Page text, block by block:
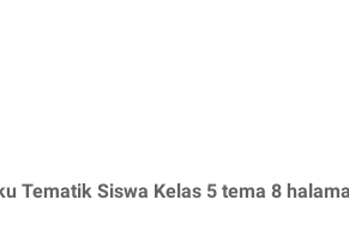
Tematik Siswa Kelas 5 tema 8